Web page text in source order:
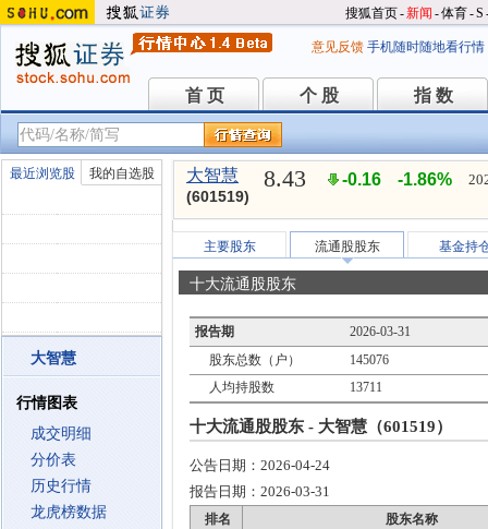
搜狐首页-新闻 -体育-S
意见反馈 手机随时随地看行情
首 页
首 页 个 股
个 股 指 数
指 数
最近浏览股 我的自选股
大智慧
行情图表
成交明细
分价表
历史行情
龙虎榜数据
大智慧
(601519)
8.43 -0.16 -1.86%
主要股东 流通股股东 基金持
十大流通股股东
报告期
2026-03-31
股东总数（户）
145076
人均持股数
13711
十大流通股股东 - 大智慧（601519）
公告日期： 2026-04-24
报告日期： 2026-03-31
排名
股东名称